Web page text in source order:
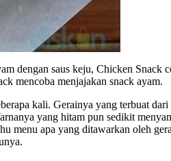
dengan saus keju, Chicken
mencoba menjajakan snack ayam.
kali. Gerainya yang terbuat dari
yang hitam pun sedikit
menu apa yang ditawarkan oleh